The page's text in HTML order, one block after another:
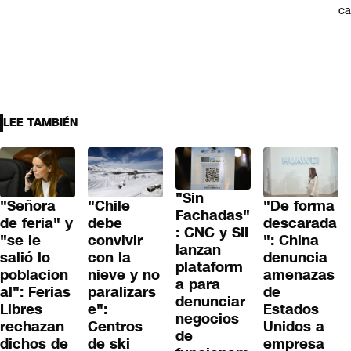
LEE TAMBIÉN
"Señora
de feria" y
"se le
salió lo
poblacion
al": Ferias
Libres
rechazan
dichos de
"Chile
debe
convivir
con la
nieve y no
paralizars
e":
Centros
de ski
"Sin
Fachadas"
: CNC y SII
lanzan
plataform
a para
denunciar
negocios
de
"De forma
descarada
": China
denuncia
amenazas
de
Estados
Unidos a
empresa